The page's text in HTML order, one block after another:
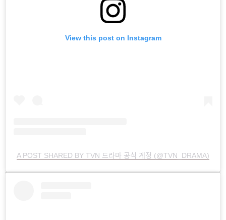
View this post on Instagram
A POST SHARED BY TVN 드라마 공식 계정 (@TVN_DRAMA)